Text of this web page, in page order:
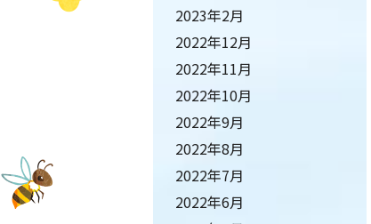
2023年2月
2022年12月
2022年11月
2022年10月
2022年9月
2022年8月
2022年7月
2022年6月